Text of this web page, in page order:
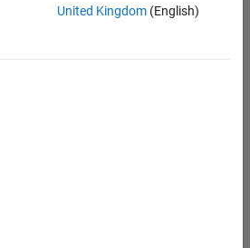
United Kingdom(English)